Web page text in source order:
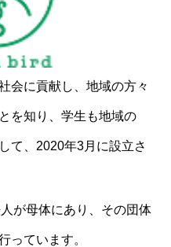
会に貢献し、地域の方々
を知り、学生も地域の
て、2020年3月に設立さ
が母体にあり、その団体
っています。